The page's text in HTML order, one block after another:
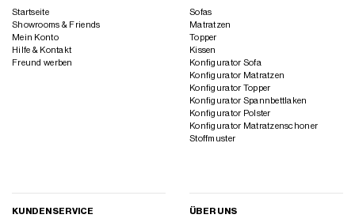
Startseite
Showrooms & Friends
Mein Konto
Hilfe & Kontakt
Freund werben
Sofas
Matratzen
Topper
Kissen
Konfigurator Sofa
Konfigurator Matratzen
Konfigurator Topper
Konfigurator Spannbettlaken
Konfigurator Polster
Konfigurator Matratzenschoner
Stoffmuster
KUNDENSERVICE ÜBER UNS